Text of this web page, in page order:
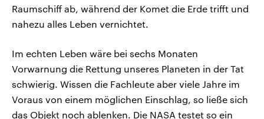
Raumschiff ab, während der Komet die Erde trifft und
nahezu alles Leben vernichtet.
Im echten Leben wäre bei sechs Monaten
Vorwarnung die Rettung unseres Planeten in der Tat
schwierig. Wissen die Fachleute aber viele Jahre im
Voraus von einem möglichen Einschlag, so ließe sich
das Objekt noch ablenken. Die NASA testet so ein